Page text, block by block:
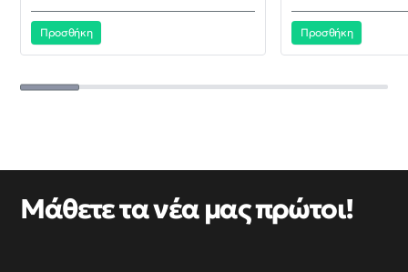
Προσθήκη Προσθήκη
Μάθετε τα νέα μας πρώτοι!